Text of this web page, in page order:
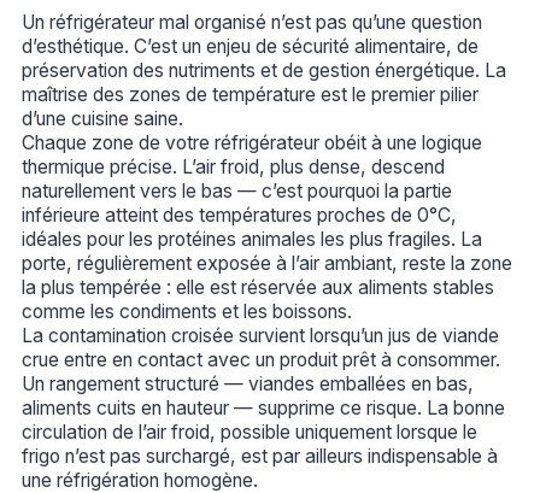
Un réfrigérateur mal organisé n’est pas qu’une question
d’esthétique. C’est un enjeu de sécurité alimentaire, de
préservation des nutriments et de gestion énergétique. La
maîtrise des zones de température est le premier pilier
d’une cuisine saine.
Chaque zone de votre réfrigérateur obéit à une logique
thermique précise. L’air froid, plus dense, descend
naturellement vers le bas — c’est pourquoi la partie
inférieure atteint des températures proches de 0°C,
idéales pour les protéines animales les plus fragiles. La
porte, régulièrement exposée à l’air ambiant, reste la zone
la plus tempérée : elle est réservée aux aliments stables
comme les condiments et les boissons.
La contamination croisée survient lorsqu’un jus de viande
crue entre en contact avec un produit prêt à consommer.
Un rangement structuré — viandes emballées en bas,
aliments cuits en hauteur — supprime ce risque. La bonne
circulation de l’air froid, possible uniquement lorsque le
frigo n’est pas surchargé, est par ailleurs indispensable à
une réfrigération homogène.